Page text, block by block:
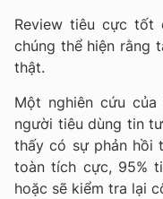
Review tiêu cực tốt
chúng thể hiện rằng
thật.
Một nghiên cứu
người tiêu dùng tin
thấy có sự phản hồi
toàn tích cực, 95%
hoặc sẽ kiểm tra lại